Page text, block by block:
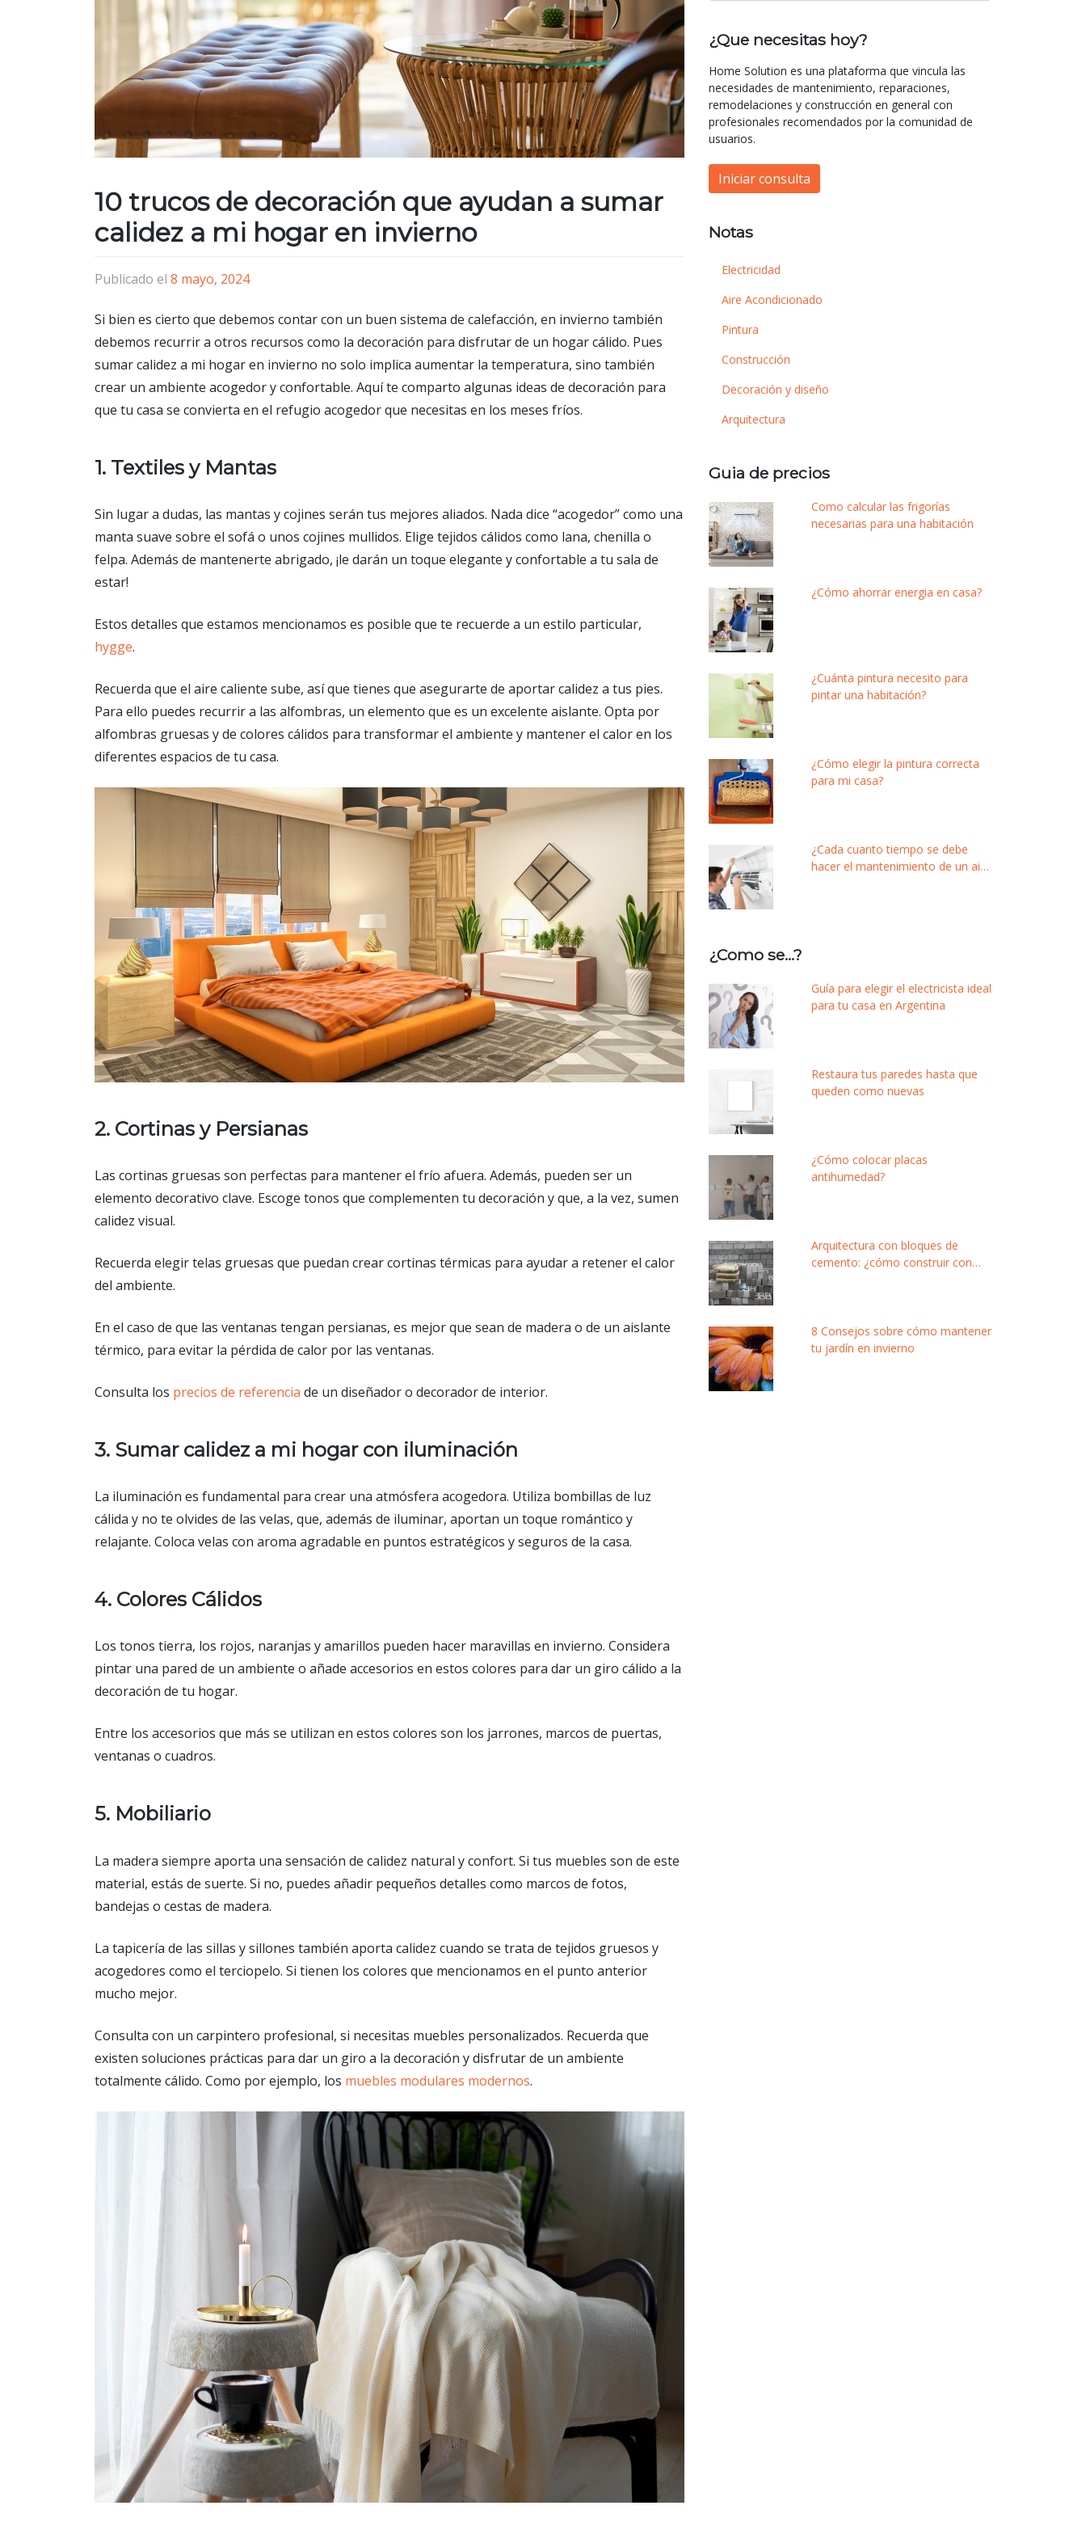
10 trucos de decoración que ayudan a sumar
calidez a mi hogar en invierno
Publicado el 8 mayo, 2024
Si bien es cierto que debemos contar con un buen sistema de calefacción, en invierno también
debemos recurrir a otros recursos como la decoración para disfrutar de un hogar cálido. Pues
sumar calidez a mi hogar en invierno no solo implica aumentar la temperatura, sino también
crear un ambiente acogedor y confortable. Aquí te comparto algunas ideas de decoración para
que tu casa se convierta en el refugio acogedor que necesitas en los meses fríos.
1. Textiles y Mantas
Sin lugar a dudas, las mantas y cojines serán tus mejores aliados. Nada dice “acogedor” como una
manta suave sobre el sofá o unos cojines mullidos. Elige tejidos cálidos como lana, chenilla o
felpa. Además de mantenerte abrigado, ¡le darán un toque elegante y confortable a tu sala de
estar!
Estos detalles que estamos mencionamos es posible que te recuerde a un estilo particular,
hygge.
Recuerda que el aire caliente sube, así que tienes que asegurarte de aportar calidez a tus pies.
Para ello puedes recurrir a las alfombras, un elemento que es un excelente aislante. Opta por
alfombras gruesas y de colores cálidos para transformar el ambiente y mantener el calor en los
diferentes espacios de tu casa.
2. Cortinas y Persianas
Las cortinas gruesas son perfectas para mantener el frío afuera. Además, pueden ser un
elemento decorativo clave. Escoge tonos que complementen tu decoración y que, a la vez, sumen
calidez visual.
Recuerda elegir telas gruesas que puedan crear cortinas térmicas para ayudar a retener el calor
del ambiente.
En el caso de que las ventanas tengan persianas, es mejor que sean de madera o de un aislante
térmico, para evitar la pérdida de calor por las ventanas.
Consulta los precios de referencia de un diseñador o decorador de interior.
3. Sumar calidez a mi hogar con iluminación
La iluminación es fundamental para crear una atmósfera acogedora. Utiliza bombillas de luz
cálida y no te olvides de las velas, que, además de iluminar, aportan un toque romántico y
relajante. Coloca velas con aroma agradable en puntos estratégicos y seguros de la casa.
4. Colores Cálidos
Los tonos tierra, los rojos, naranjas y amarillos pueden hacer maravillas en invierno. Considera
pintar una pared de un ambiente o añade accesorios en estos colores para dar un giro cálido a la
decoración de tu hogar.
Entre los accesorios que más se utilizan en estos colores son los jarrones, marcos de puertas,
ventanas o cuadros.
5. Mobiliario
La madera siempre aporta una sensación de calidez natural y confort. Si tus muebles son de este
material, estás de suerte. Si no, puedes añadir pequeños detalles como marcos de fotos,
bandejas o cestas de madera.
La tapicería de las sillas y sillones también aporta calidez cuando se trata de tejidos gruesos y
acogedores como el terciopelo. Si tienen los colores que mencionamos en el punto anterior
mucho mejor.
Consulta con un carpintero profesional, si necesitas muebles personalizados. Recuerda que
existen soluciones prácticas para dar un giro a la decoración y disfrutar de un ambiente
totalmente cálido. Como por ejemplo, los muebles modulares modernos.
¿Que necesitas hoy?
Home Solution es una plataforma que vincula las
necesidades de mantenimiento, reparaciones,
remodelaciones y construcción en general con
profesionales recomendados por la comunidad de
usuarios.
Iniciar consulta
Notas
Electricidad
Aire Acondicionado
Pintura
Construcción
Decoración y diseño
Arquitectura
Guia de precios
Como calcular las frigorías
necesarias para una habitación
¿Cómo ahorrar energia en casa?
¿Cuánta pintura necesito para
pintar una habitación?
¿Cómo elegir la pintura correcta
para mi casa?
¿Cada cuanto tiempo se debe
hacer el mantenimiento de un aire
¿Como se…?
Guía para elegir el electricista ideal
para tu casa en Argentina
Restaura tus paredes hasta que
queden como nuevas
¿Cómo colocar placas
antihumedad?
Arquitectura con bloques de
cemento: ¿cómo construir con
8 Consejos sobre cómo mantener
tu jardín en invierno